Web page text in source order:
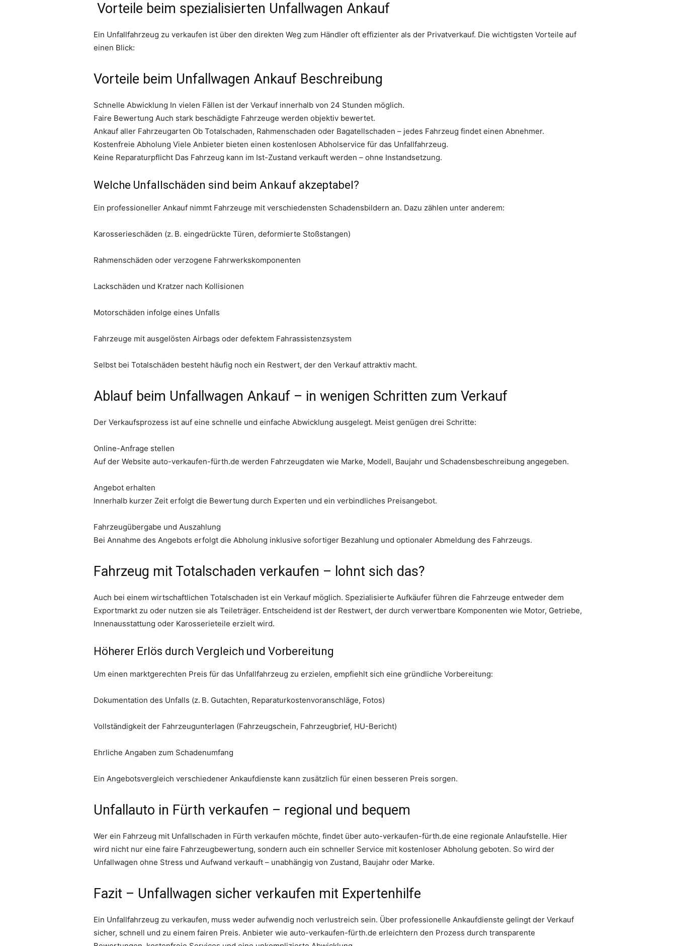
Vorteile beim spezialisierten Unfallwagen Ankauf
Ein Unfallfahrzeug zu verkaufen ist über den direkten Weg zum Händler oft effizienter als der Privatverkauf. Die wichtigsten Vorteile auf
einen Blick:
Vorteile beim Unfallwagen Ankauf Beschreibung
Schnelle Abwicklung In vielen Fällen ist der Verkauf innerhalb von 24 Stunden möglich.
Faire Bewertung Auch stark beschädigte Fahrzeuge werden objektiv bewertet.
Ankauf aller Fahrzeugarten Ob Totalschaden, Rahmenschaden oder Bagatellschaden – jedes Fahrzeug findet einen Abnehmer.
Kostenfreie Abholung Viele Anbieter bieten einen kostenlosen Abholservice für das Unfallfahrzeug.
Keine Reparaturpflicht Das Fahrzeug kann im Ist-Zustand verkauft werden – ohne Instandsetzung.
Welche Unfallschäden sind beim Ankauf akzeptabel?
Ein professioneller Ankauf nimmt Fahrzeuge mit verschiedensten Schadensbildern an. Dazu zählen unter anderem:
Karosserieschäden (z. B. eingedrückte Türen, deformierte Stoßstangen)
Rahmenschäden oder verzogene Fahrwerkskomponenten
Lackschäden und Kratzer nach Kollisionen
Motorschäden infolge eines Unfalls
Fahrzeuge mit ausgelösten Airbags oder defektem Fahrassistenzsystem
Selbst bei Totalschäden besteht häufig noch ein Restwert, der den Verkauf attraktiv macht.
Ablauf beim Unfallwagen Ankauf – in wenigen Schritten zum Verkauf
Der Verkaufsprozess ist auf eine schnelle und einfache Abwicklung ausgelegt. Meist genügen drei Schritte:
Online-Anfrage stellen
Auf der Website auto-verkaufen-fürth.de werden Fahrzeugdaten wie Marke, Modell, Baujahr und Schadensbeschreibung angegeben.
Angebot erhalten
Innerhalb kurzer Zeit erfolgt die Bewertung durch Experten und ein verbindliches Preisangebot.
Fahrzeugübergabe und Auszahlung
Bei Annahme des Angebots erfolgt die Abholung inklusive sofortiger Bezahlung und optionaler Abmeldung des Fahrzeugs.
Fahrzeug mit Totalschaden verkaufen – lohnt sich das?
Auch bei einem wirtschaftlichen Totalschaden ist ein Verkauf möglich. Spezialisierte Aufkäufer führen die Fahrzeuge entweder dem
Exportmarkt zu oder nutzen sie als Teileträger. Entscheidend ist der Restwert, der durch verwertbare Komponenten wie Motor, Getriebe,
Innenausstattung oder Karosserieteile erzielt wird.
Höherer Erlös durch Vergleich und Vorbereitung
Um einen marktgerechten Preis für das Unfallfahrzeug zu erzielen, empfiehlt sich eine gründliche Vorbereitung:
Dokumentation des Unfalls (z. B. Gutachten, Reparaturkostenvoranschläge, Fotos)
Vollständigkeit der Fahrzeugunterlagen (Fahrzeugschein, Fahrzeugbrief, HU-Bericht)
Ehrliche Angaben zum Schadenumfang
Ein Angebotsvergleich verschiedener Ankaufdienste kann zusätzlich für einen besseren Preis sorgen.
Unfallauto in Fürth verkaufen – regional und bequem
Wer ein Fahrzeug mit Unfallschaden in Fürth verkaufen möchte, findet über auto-verkaufen-fürth.de eine regionale Anlaufstelle. Hier
wird nicht nur eine faire Fahrzeugbewertung, sondern auch ein schneller Service mit kostenloser Abholung geboten. So wird der
Unfallwagen ohne Stress und Aufwand verkauft – unabhängig von Zustand, Baujahr oder Marke.
Fazit – Unfallwagen sicher verkaufen mit Expertenhilfe
Ein Unfallfahrzeug zu verkaufen, muss weder aufwendig noch verlustreich sein. Über professionelle Ankaufdienste gelingt der Verkauf
sicher, schnell und zu einem fairen Preis. Anbieter wie auto-verkaufen-fürth.de erleichtern den Prozess durch transparente